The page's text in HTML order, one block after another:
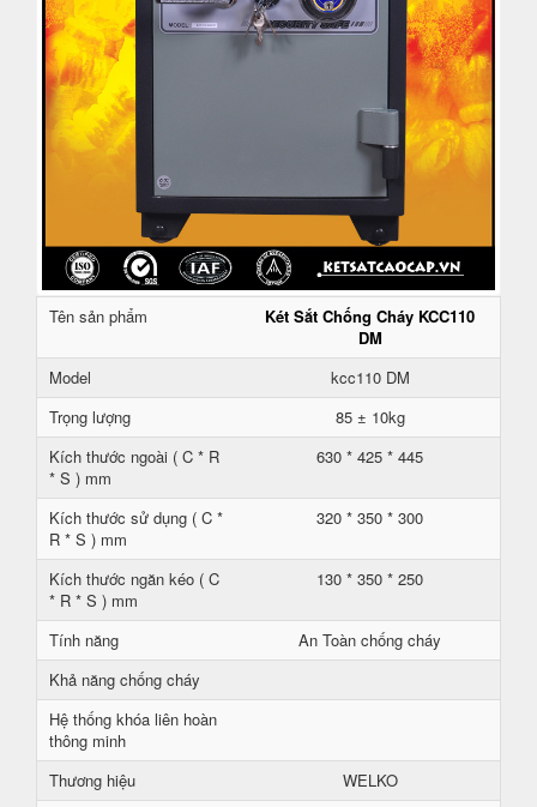
Tên sản phẩm
Két Sắt Chống Cháy KCC110
DM
Model
kcc110 DM
Trọng lượng
85 ± 10kg
Kích thước ngoài ( C * R
* S ) mm
630 * 425 * 445
Kích thước sử dụng ( C *
R * S ) mm
320 * 350 * 300
Kích thước ngăn kéo ( C
* R * S ) mm
130 * 350 * 250
Tính năng
An Toàn chống cháy
Khả năng chống cháy
Hệ thống khóa liên hoàn
thông minh
Thương hiệu
WELKO